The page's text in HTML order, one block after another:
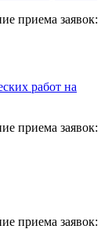
приема заявок:
работ на
приема заявок:
приема заявок: